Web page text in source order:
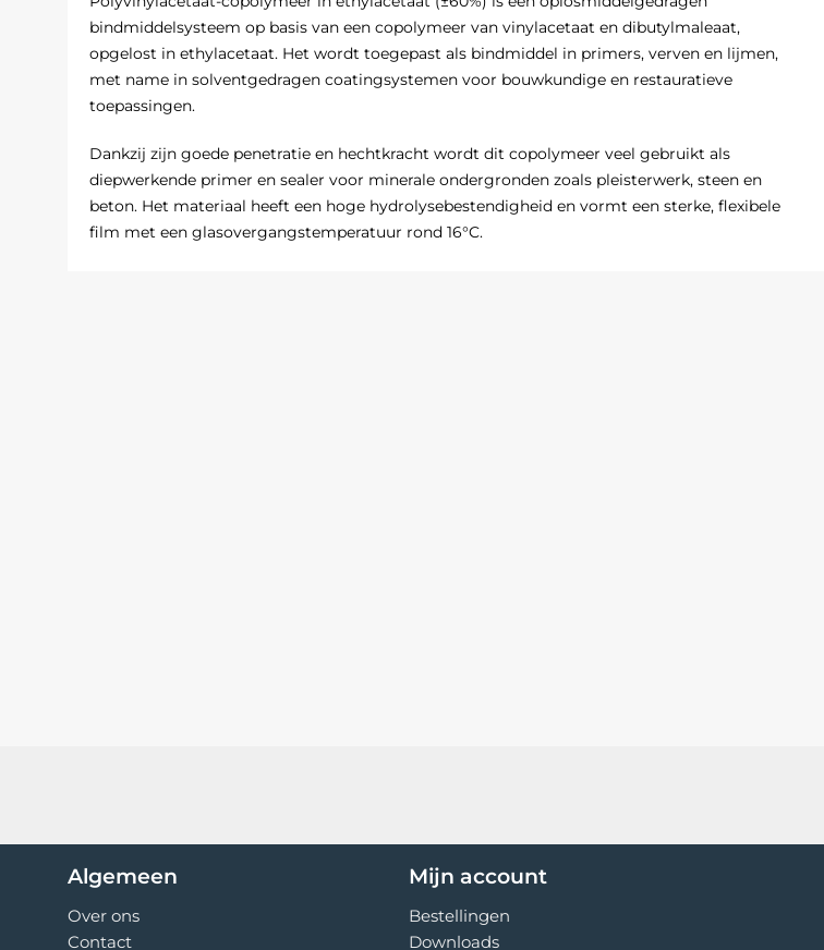
bindmiddelsysteem op basis van een copolymeer van vinylacetaat en dibutylmaleaat,
opgelost in ethylacetaat. Het wordt toegepast als bindmiddel in primers, verven en lijmen,
met name in solventgedragen coatingsystemen voor bouwkundige en restauratieve
toepassingen.
Dankzij zijn goede penetratie en hechtkracht wordt dit copolymeer veel gebruikt als
diepwerkende primer en sealer voor minerale ondergronden zoals pleisterwerk, steen en
beton. Het materiaal heeft een hoge hydrolysebestendigheid en vormt een sterke, flexibele
film met een glasovergangstemperatuur rond 16°C.
Algemeen
Over ons
Contact
Mijn account
Bestellingen
Downloads